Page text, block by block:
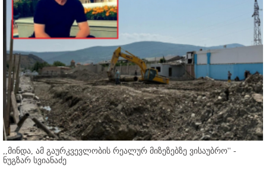
,,მინდა, ამ გაურკვევლობის რეალურ მიზეზებზე ვისაუბრო'' -
ნუგზარ სვიანაძე